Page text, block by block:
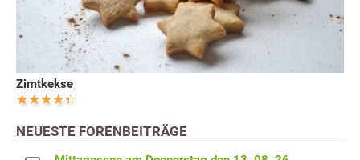
Zimtkekse
NEUESTE FORENBEITRÄGE